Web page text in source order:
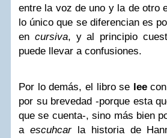
entre la voz de uno y la de otro
lo único que se diferencian es
en cursiva, y al principio
puede llevar a confusiones.
Por lo demás, el libro se leecon
por su brevedad -porque esta
que se cuenta-, sino más bien
a escuhcarla historia de